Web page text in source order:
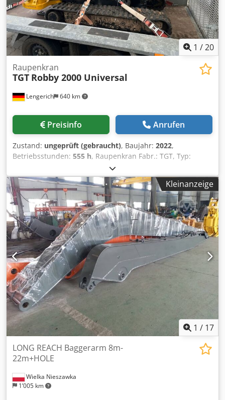
1 /20
Lengerich 640 km
Raupenkran
TGT Robby 2000 Universal
Preisinfo Anrufen
Zustand: ungeprüft (gebraucht), Baujahr: 2022,
Betriebsstunden: 555 h, Raupenkran Fabr.: TGT, Typ:
Robby 2000 Universal, Kran: Palfinger 2700, Bj.: 2022,
Krantraglast: bis 2.000 kg, Arbeitshöhe: bis ca. 6,5 m,
Ausschübe: voll hydraulisch, Flyjib: TGT Flyjib "Robby
2000", Fahrwerk: Raupenfahrwerk, Fahrwerkbreite:
teleskopierbar, Beschichtung: KTL-beschichtet, Motor:
Vanguard, Eigengewicht: ca. 1.700 kg, ca. 555
Betriebsstunden, ohne Anhänger Crsdpfx Agoy Eymhoqjf
Kleinanzeige
1 / 17
Wielka Nieszawka
1’005 km
LONG REACH Baggerarm 8m-
22m+HOLE